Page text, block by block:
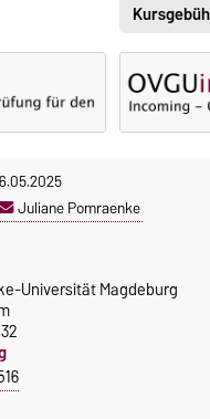
5. Oktober
23.
Moodle
OVGU-
Oktober
Anmeldung
Gebühren
Incomings
Juliane Pomraenke
Universität Magdeburg